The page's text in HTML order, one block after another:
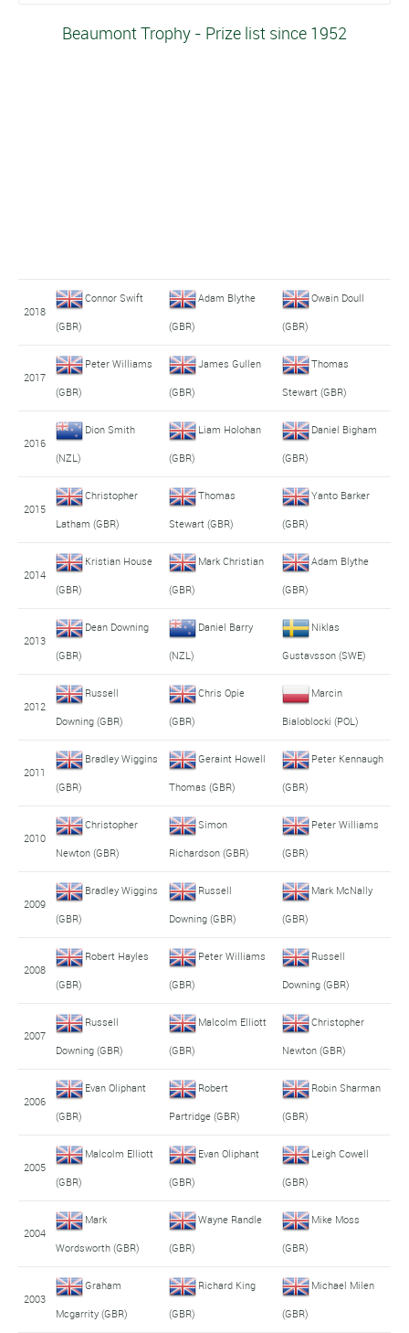
Beaumont Trophy - Prize list since 1952
2018
Connor Swift
(GBR)
Adam Blythe
(GBR)
Owain Doull
(GBR)
2017
Peter Williams
(GBR)
James Gullen
(GBR)
Thomas
Stewart (GBR)
2016
Dion Smith
(NZL)
Liam Holohan
(GBR)
Daniel Bigham
(GBR)
2015
Christopher
Latham (GBR)
Thomas
Stewart (GBR)
Yanto Barker
(GBR)
2014
Kristian House
(GBR)
Mark Christian
(GBR)
Adam Blythe
(GBR)
2013
Dean Downing
(GBR)
Daniel Barry
(NZL)
Niklas
Gustavsson (SWE)
2012
Russell
Downing (GBR)
Chris Opie
(GBR)
Marcin
Bialoblocki (POL)
2011
Bradley Wiggins
(GBR)
Geraint Howell
Thomas (GBR)
Peter Kennaugh
(GBR)
2010
Christopher
Newton (GBR)
Simon
Richardson (GBR)
Peter Williams
(GBR)
2009
Bradley Wiggins
(GBR)
Russell
Downing (GBR)
Mark McNally
(GBR)
2008
Robert Hayles
(GBR)
Peter Williams
(GBR)
Russell
Downing (GBR)
2007
Russell
Downing (GBR)
Malcolm Elliott
(GBR)
Christopher
Newton (GBR)
2006
Evan Oliphant
(GBR)
Robert
Partridge (GBR)
Robin Sharman
(GBR)
2005
Malcolm Elliott
(GBR)
Evan Oliphant
(GBR)
Leigh Cowell
(GBR)
2004
Mark
Wordsworth (GBR)
Wayne Randle
(GBR)
Mike Moss
(GBR)
2003
Graham
Mcgarrity (GBR)
Richard King
(GBR)
Michael Milen
(GBR)